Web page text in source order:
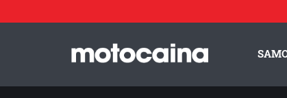
Motocaina Team na szkoleniu z doskonalenia